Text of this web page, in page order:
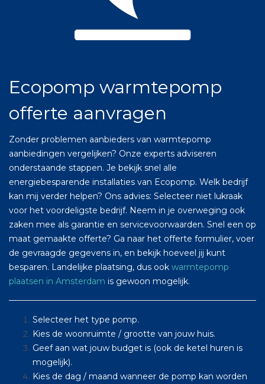
Ecopomp warmtepomp
offerte aanvragen
Zonder problemen aanbieders van warmtepomp
aanbiedingen vergelijken? Onze experts adviseren
onderstaande stappen. Je bekijk snel alle
energiebesparende installaties van Ecopomp. Welk bedrijf
kan mij verder helpen? Ons advies: Selecteer niet lukraak
voor het voordeligste bedrijf. Neem in je overweging ook
zaken mee als garantie en servicevoorwaarden. Snel een op
maat gemaakte offerte? Ga naar het offerte formulier, voer
de gevraagde gegevens in, en bekijk hoeveel jij kunt
besparen. Landelijke plaatsing, dus ook warmtepomp
plaatsen in Amsterdam is gewoon mogelijk.
Selecteer het type pomp.
Kies de woonruimte / grootte van jouw huis.
Geef aan wat jouw budget is (ook de ketel huren is
mogelijk).
Kies de dag / maand wanneer de pomp kan worden